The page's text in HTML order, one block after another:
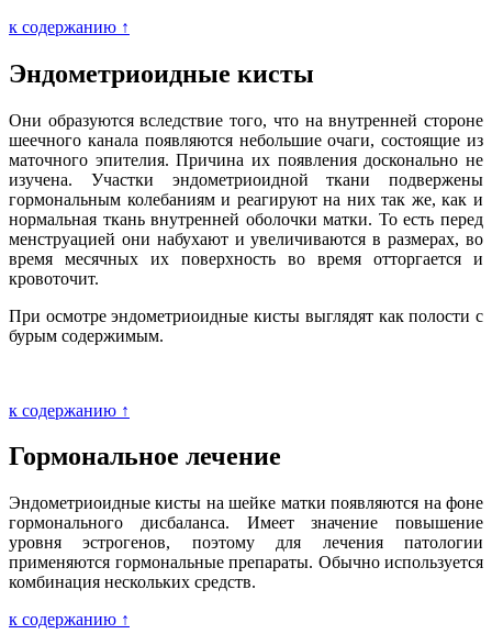
к содержанию ↑
Эндометриоидные кисты
Они образуются вследствие того, что на внутренней стороне
шеечного канала появляются небольшие очаги, состоящие из
маточного эпителия. Причина их появления досконально не
изучена. Участки эндометриоидной ткани подвержены
гормональным колебаниям и реагируют на них так же, как и
нормальная ткань внутренней оболочки матки. То есть перед
менструацией они набухают и увеличиваются в размерах, во
время месячных их поверхность во время отторгается и
кровоточит.
При осмотре эндометриоидные кисты выглядят как полости с
бурым содержимым.
к содержанию ↑
Гормональное лечение
Эндометриоидные кисты на шейке матки появляются на фоне
гормонального дисбаланса. Имеет значение повышение
уровня эстрогенов, поэтому для лечения патологии
применяются гормональные препараты. Обычно используется
комбинация нескольких средств.
к содержанию ↑